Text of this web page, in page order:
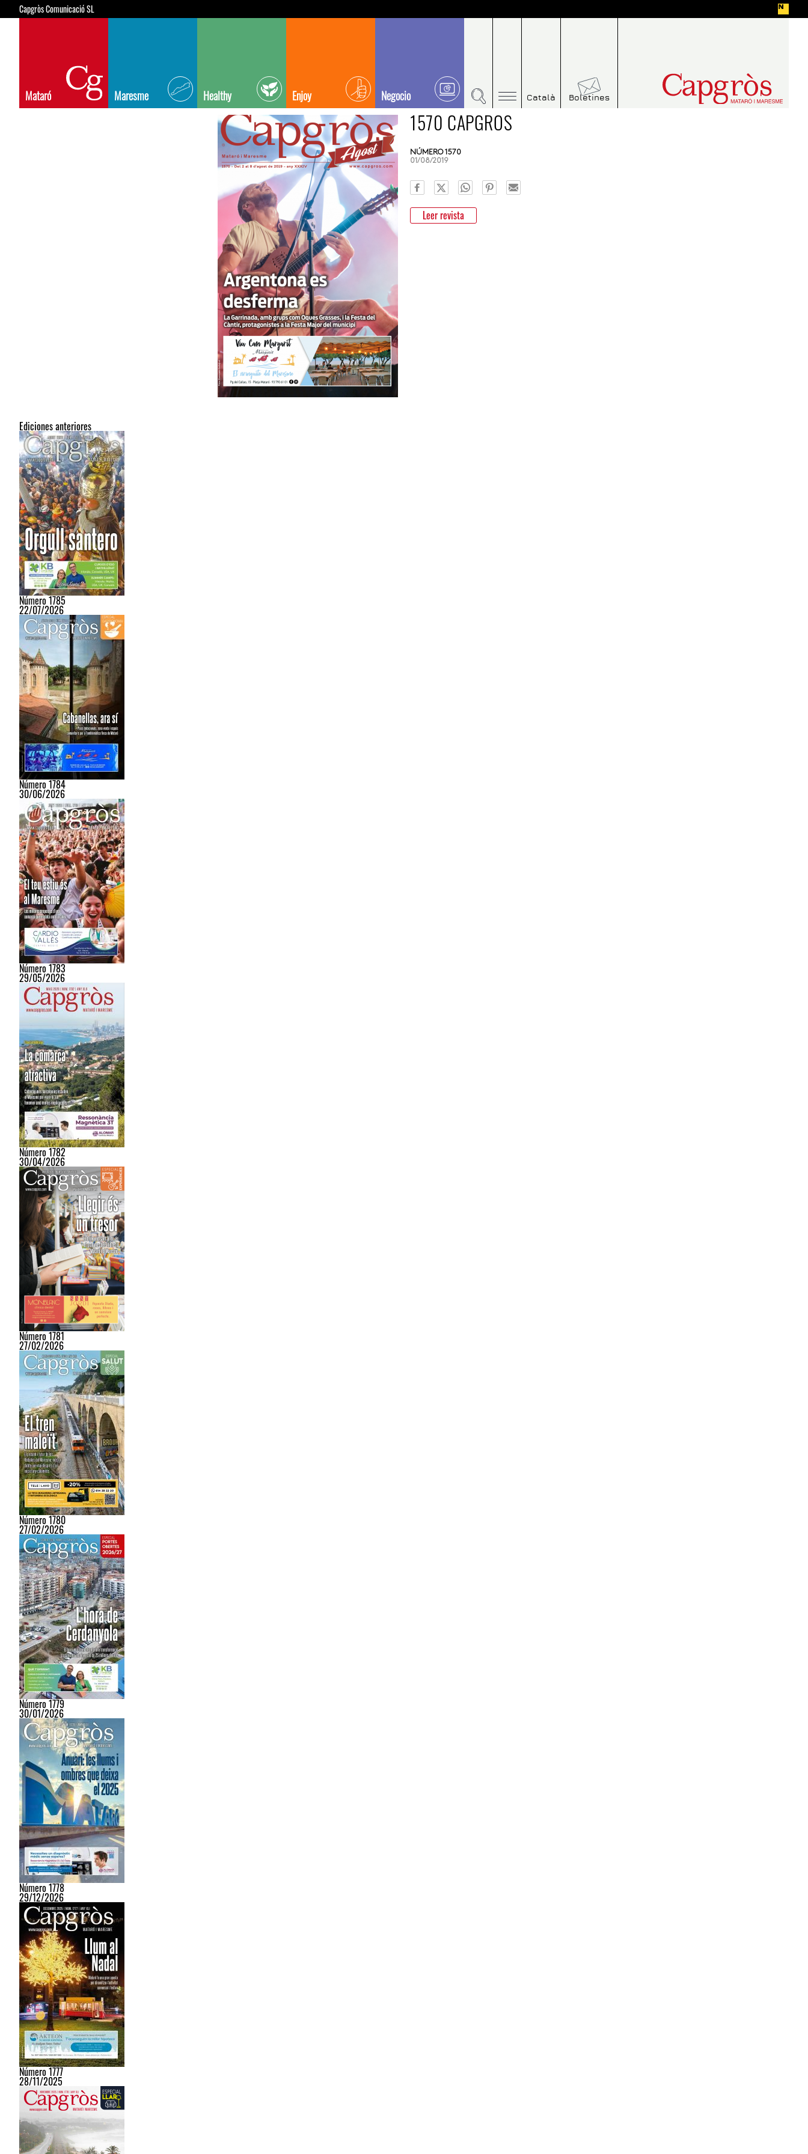
Capgròs Comunicació SL
Mataró Maresme Healthy Enjoy Negocio Català Boletines
1570 CAPGROS
NÚMERO 1570
01/08/2019
Leer revista
Ediciones anteriores
Número 1785
22/07/2026
Número 1784
30/06/2026
Número 1783
29/05/2026
Número 1782
30/04/2026
Número 1781
27/02/2026
Número 1780
27/02/2026
Número 1779
30/01/2026
Número 1778
29/12/2026
Número 1777
28/11/2025